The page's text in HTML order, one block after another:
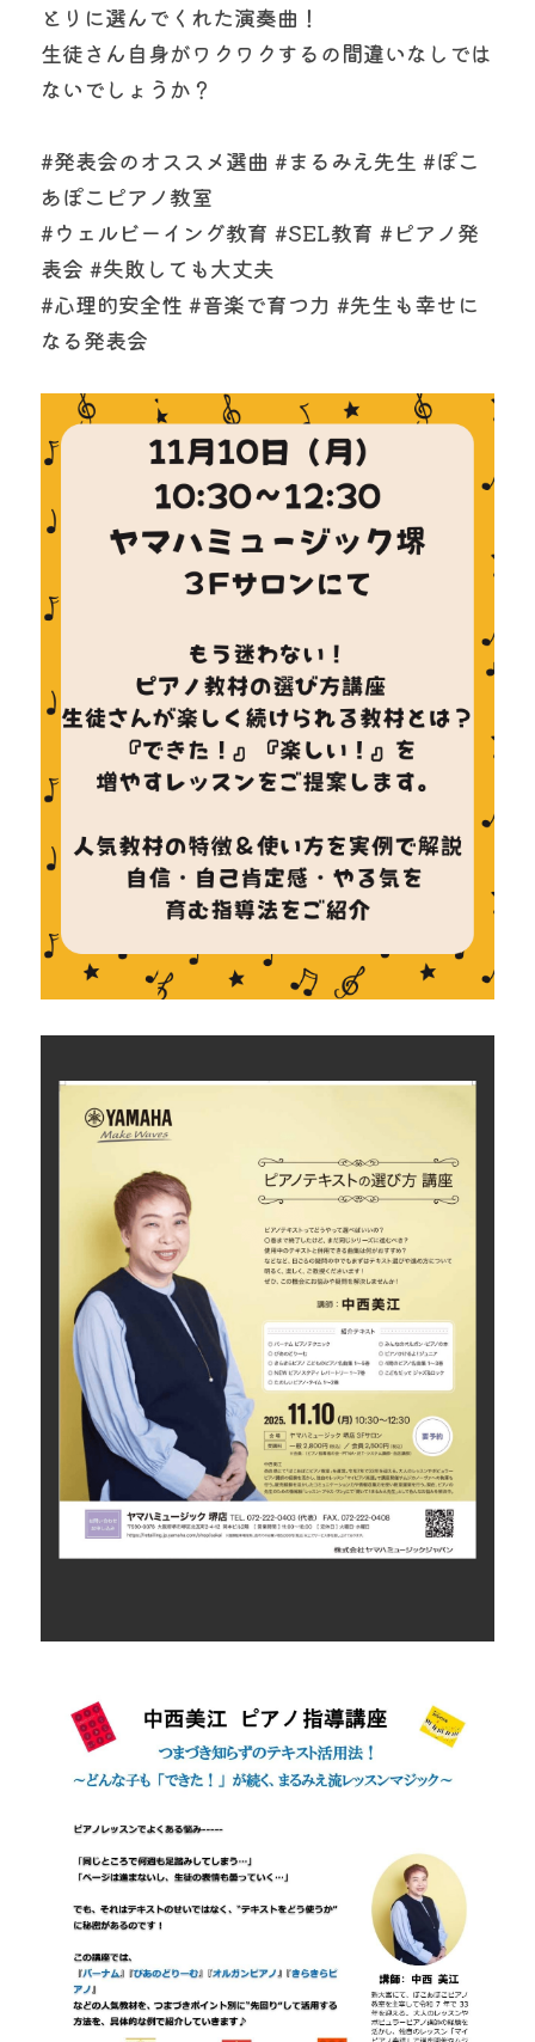
とりに選んでくれた演奏曲！
生徒さん自身がワクワクするの間違いなしでは
ないでしょうか？
#発表会のオススメ選曲 #まるみえ先生 #ぽこ
あぽこピアノ教室
#ウェルビーイング教育 #SEL教育 #ピアノ発
表会 #失敗しても大丈夫
#心理的安全性 #音楽で育つ力 #先生も幸せに
なる発表会